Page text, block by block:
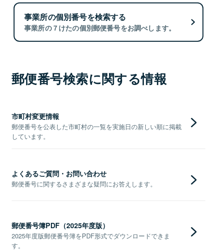
事業所の個別番号を検索する
事業所の７けたの個別郵便番号をお調べします。
郵便番号検索に関する情報
市町村変更情報
郵便番号を公表した市町村の一覧を実施日の新しい順に掲載
しています。
よくあるご質問・お問い合わせ
郵便番号に関するさまざまな疑問にお答えします。
郵便番号簿PDF（2025年度版）
2025年度版郵便番号簿をPDF形式でダウンロードできま
す。